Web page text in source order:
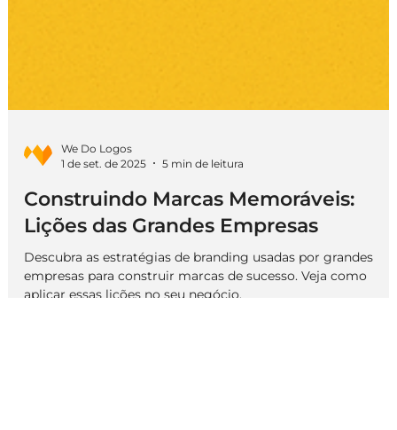
We Do Logos
1 de set. de 2025
5 min de leitura
Construindo Marcas Memoráveis:
Lições das Grandes Empresas
Descubra as estratégias de branding usadas por grandes